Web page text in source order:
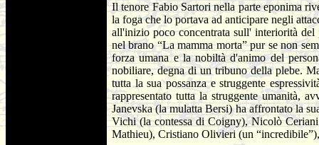
Il tenore Fabio Sartori nella parte eponima
la foga che lo portava ad anticipare negli
all'inizio poco concentrata sull' interiorità del
nel brano “La mamma morta” pur se non
forza umana e la nobiltà d'animo del
nobiliare, degna di un tribuno della plebe.
tutta la sua possanza e struggente
rappresentato tutta la struggente umanità,
Janevska (la mulatta Bersi) ha affrontato la
Vichi (la contessa di Coigny), Nicolò
Mathieu), Cristiano Olivieri (un